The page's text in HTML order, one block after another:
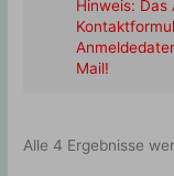
Hinweis: Das
Mail!
Alle 4 Ergebnisse